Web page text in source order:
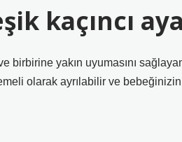
kaçıncı
birbirine yakın uyumasını
olarak ayrılabilir ve